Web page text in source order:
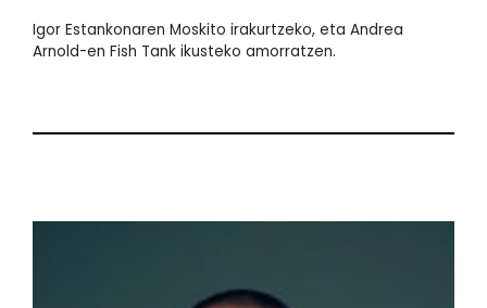
Igor Estankonaren Moskito irakurtzeko, eta Andrea
Arnold-en Fish Tank ikusteko amorratzen.